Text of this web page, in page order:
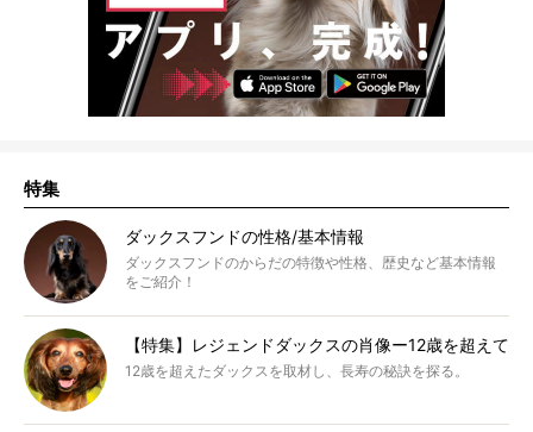
特集
ダックスフンドの性格/基本情報
ダックスフンドのからだの特徴や性格、歴史など基本情報
をご紹介！
【特集】レジェンドダックスの肖像ー12歳を超えて
12歳を超えたダックスを取材し、長寿の秘訣を探る。